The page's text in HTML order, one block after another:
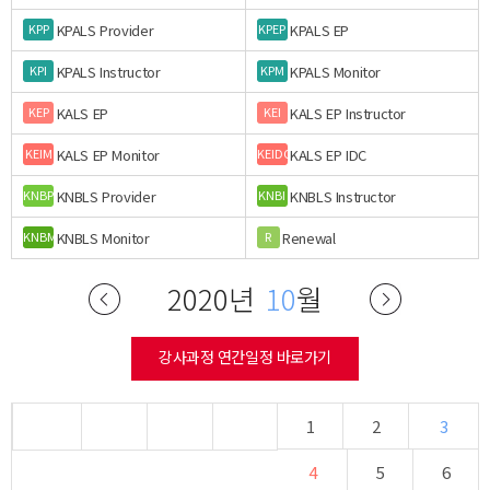
KPP KPALS Provider KPEP KPALS EP
KPI KPALS Instructor KPM KPALS Monitor
KEP KALS EP KEI KALS EP Instructor
KEIM KALS EP Monitor KEIDCKALS EP IDC
KNBPKNBLS Provider KNBI KNBLS Instructor
KNBMKNBLS Monitor R Renewal
2020년 10월
강사과정 연간일정 바로가기
1 2
3
4
5
6